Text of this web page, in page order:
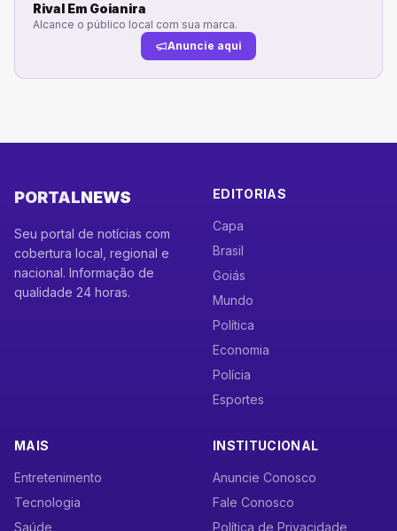
Rival Em Goianira
Alcance o público local com sua marca.
Anuncie aqui
PORTALNEWS
Seu portal de notícias com
cobertura local, regional e
nacional. Informação de
qualidade 24 horas.
EDITORIAS
Capa
Brasil
Goiás
Mundo
Política
Economia
Polícia
Esportes
MAIS
Entretenimento
Tecnologia
Saúde
INSTITUCIONAL
Anuncie Conosco
Fale Conosco
Política de Privacidade